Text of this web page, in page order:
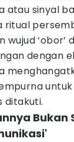
atau sinyal
ritual
wujud ‘obor’
dengan
ditakuti.